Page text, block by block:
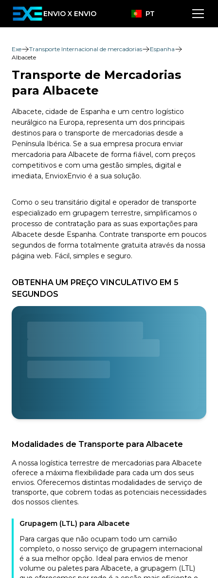
ENVIO X ENVIO PT
Exe Transporte Internacional de mercadorias
Espanha
Albacete
Transporte de Mercadorias
para Albacete
Albacete, cidade de Espanha e um centro logístico
neurálgico na Europa, representa um dos principais
destinos para o transporte de mercadorias desde a
Península Ibérica. Se a sua empresa procura enviar
mercadoria para Albacete de forma fiável, com preços
competitivos e com uma gestão simples, digital e
imediata, EnvioxEnvio é a sua solução.
Como o seu transitário digital e operador de transporte
especializado em grupagem terrestre, simplificamos o
processo de contratação para as suas exportações para
Albacete desde Espanha. Contrate transporte em poucos
segundos de forma totalmente gratuita através da nossa
página web. Fácil, simples e seguro.
OBTENHA UM PREÇO VINCULATIVO EM 5
SEGUNDOS
Modalidades de Transporte para Albacete
A nossa logística terrestre de mercadorias para Albacete
oferece a máxima flexibilidade para cada um dos seus
envios. Oferecemos distintas modalidades de serviço de
transporte, que cobrem todas as potenciais necessidades
dos nossos clientes.
Grupagem (LTL) para Albacete
Para cargas que não ocupam todo um camião
completo, o nosso serviço de grupagem internacional
é a sua melhor opção. Ideal para envios de menor
volume ou paletes para Albacete, a grupagem (LTL)